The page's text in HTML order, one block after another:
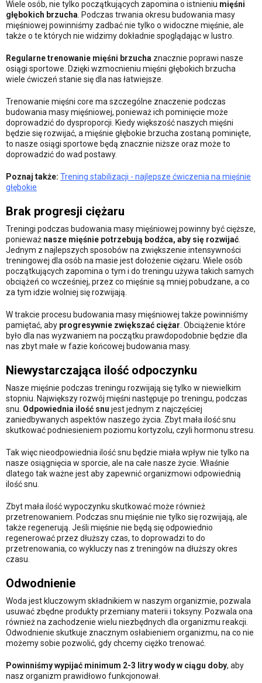
Wiele osób, nie tylko początkujących zapomina o istnieniu mięśni
głębokich brzucha . Podczas trwania okresu budowania masy
mięśniowej powinniśmy zadbać nie tylko o widoczne mięśnie, ale
także o te których nie widzimy dokładnie spoglądając w lustro.
Regularne trenowanie mięśni brzucha znacznie poprawi nasze
osiągi sportowe. Dzięki wzmocnieniu mięśni głębokich brzucha
wiele ćwiczeń stanie się dla nas łatwiejsze.
Trenowanie mięśni core ma szczególne znaczenie podczas
budowania masy mięśniowej, ponieważ ich pominięcie może
doprowadzić do dysproporcji. Kiedy większość naszych mięśni
będzie się rozwijać, a mięśnie głębokie brzucha zostaną pominięte,
to nasze osiągi sportowe będą znacznie niższe oraz może to
doprowadzić do wad postawy.
Poznaj także: Trening stabilizacji - najlepsze ćwiczenia na mięśnie
głębokie
Brak progresji ciężaru
Treningi podczas budowania masy mięśniowej powinny być cięższe,
ponieważ nasze mięśnie potrzebują bodźca, aby się rozwijać
Jednym z najlepszych sposobów na zwiększenie intensywności
treningowej dla osób na masie jest dołożenie ciężaru. Wiele osób
początkujących zapomina o tym i do treningu używa takich samych
obciążeń co wcześniej, przez co mięśnie są mniej pobudzane, a co
za tym idzie wolniej się rozwijają.
W trakcie procesu budowania masy mięśniowej także powinniśmy
pamiętać, aby progresywnie zwiększać ciężar . Obciążenie które
było dla nas wyzwaniem na początku prawdopodobnie będzie dla
nas zbyt małe w fazie końcowej budowania masy.
Niewystarczająca ilość odpoczynku
Nasze mięśnie podczas treningu rozwijają się tylko w niewielkim
stopniu. Największy rozwój mięśni następuje po treningu, podczas
snu. Odpowiednia ilość snu jest jednym z najczęściej
zaniedbywanych aspektów naszego życia. Zbyt mała ilość snu
skutkować podniesieniem poziomu kortyzolu, czyli hormonu stresu.
Tak więc nieodpowiednia ilość snu będzie miała wpływ nie tylko na
nasze osiągnięcia w sporcie, ale na całe nasze życie. Właśnie
dlatego tak ważne jest aby zapewnić organizmowi odpowiednią
ilość snu.
Zbyt mała ilość wypoczynku skutkować może również
przetrenowaniem. Podczas snu mięśnie nie tylko się rozwijają, ale
także regenerują. Jeśli mięśnie nie będą się odpowiednio
regenerować przez dłuższy czas, to doprowadzi to do
przetrenowania, co wykluczy nas z treningów na dłuższy okres
czasu.
Odwodnienie
Woda jest kluczowym składnikiem w naszym organizmie, pozwala
usuwać zbędne produkty przemiany materii i toksyny. Pozwala ona
również na zachodzenie wielu niezbędnych dla organizmu reakcji.
Odwodnienie skutkuje znacznym osłabieniem organizmu, na co nie
możemy sobie pozwolić, gdy chcemy ciężko trenować.
Powinniśmy wypijać minimum 2-3 litry wody w ciągu doby, aby
nasz organizm prawidłowo funkcjonował.